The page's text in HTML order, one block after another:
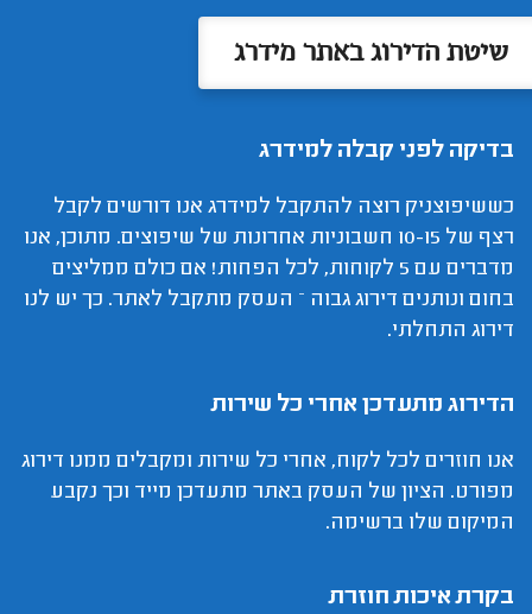
שיטת הדירוג באתר מידרג
בדיקה לפני קבלה למידרג
כששיפוצניק רוצה להתקבל למידרג אנו דורשים לקבל
רצף של 10-15 חשבוניות אחרונות של שיפוצים. מתוכן, אנו
מדברים עם 5 לקוחות, לכל הפחות! אם כולם ממליצים
בחום ונותנים דירוג גבוה – העסק מתקבל לאתר. כך יש לנו
דירוג התחלתי.
הדירוג מתעדכן אחרי כל שירות
אנו חוזרים לכל לקוח, אחרי כל שירות ומקבלים ממנו דירוג
מפורט. הציון של העסק באתר מתעדכן מייד וכך נקבע
המיקום שלו ברשימה.
בקרת איכות חוזרת